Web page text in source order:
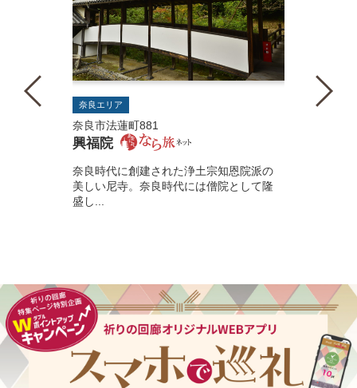
奈良エリア
奈良市法蓮町881
興福院
奈良時代に創建された浄土宗知恩院派の
美しい尼寺。奈良時代には僧院として隆
盛し...